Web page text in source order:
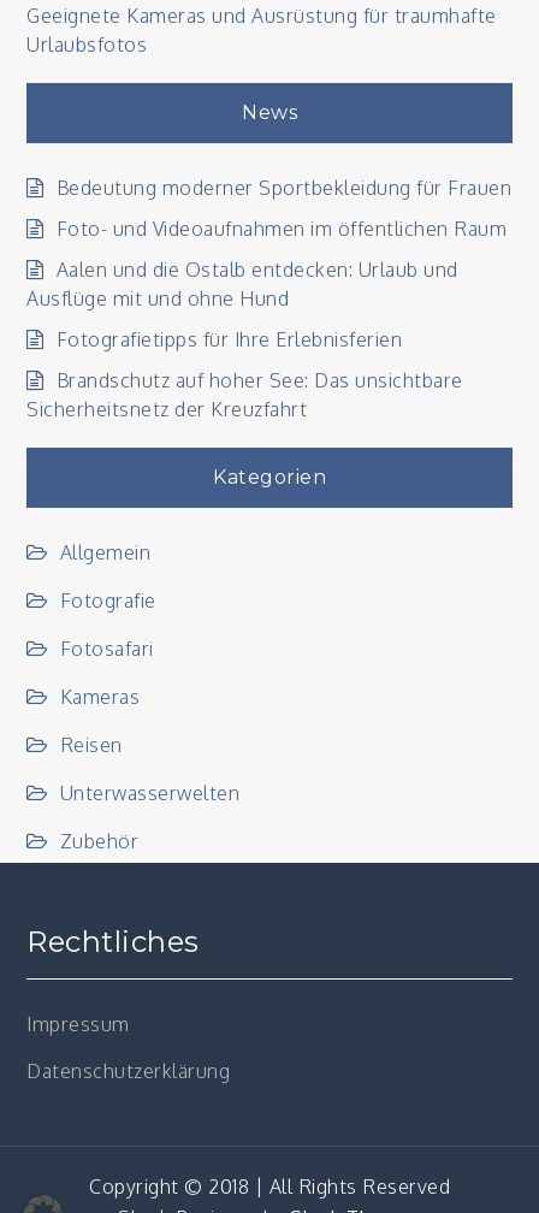
Geeignete Kameras und Ausrüstung für traumhafte
Urlaubsfotos
News
Bedeutung moderner Sportbekleidung für Frauen
Foto- und Videoaufnahmen im öffentlichen Raum
Aalen und die Ostalb entdecken: Urlaub und
Ausflüge mit und ohne Hund
Fotografietipps für Ihre Erlebnisferien
Brandschutz auf hoher See: Das unsichtbare
Sicherheitsnetz der Kreuzfahrt
Kategorien
Allgemein
Fotografie
Fotosafari
Kameras
Reisen
Unterwasserwelten
Zubehör
Rechtliches
Impressum
Datenschutzerklärung
Copyright © 2018 | All Rights Reserved